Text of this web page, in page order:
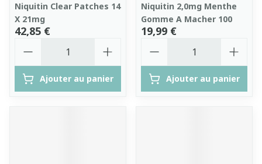
Niquitin Clear Patches 14
X 21mg
42,85 €
Ajouter au panier
Niquitin 2,0mg Menthe
Gomme A Macher 100
19,99 €
Ajouter au panier